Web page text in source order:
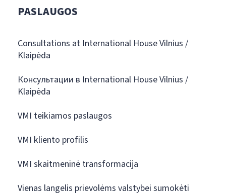
PASLAUGOS
Consultations at International House Vilnius /
Klaipėda
Консультации в International House Vilnius /
Klaipėda
VMI teikiamos paslaugos
VMI kliento profilis
VMI skaitmeninė transformacija
Vienas langelis prievolėms valstybei sumokėti